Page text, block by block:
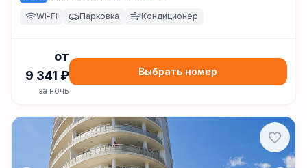
Wi-Fi Парковка Кондиционер
от
9 341 ₽
за ночь
Выбрать номер